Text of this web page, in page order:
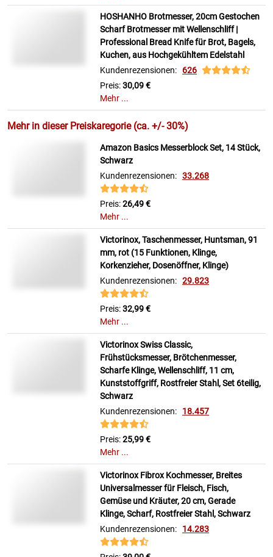
HOSHANHO Brotmesser, 20cm Gestochen
Scharf Brotmesser mit Wellenschliff |
Professional Bread Knife für Brot, Bagels,
Kuchen, aus Hochgekühltem Edelstahl
Kundenrezensionen: 626
Preis:30,09 €
Mehr ...
Mehr in dieser Preiskaregorie (ca. +/- 30%)
Amazon Basics Messerblock Set, 14 Stück,
Schwarz
Kundenrezensionen: 33.268
Preis:26,49 €
Mehr ...
Victorinox, Taschenmesser, Huntsman, 91
mm, rot (15 Funktionen, Klinge,
Korkenzieher, Dosenöffner, Klinge)
Kundenrezensionen: 29.823
Preis:32,99 €
Mehr ...
Victorinox Swiss Classic,
Frühstücksmesser, Brötchenmesser,
Scharfe Klinge, Wellenschliff, 11 cm,
Kunststoffgriff, Rostfreier Stahl, Set 6teilig,
Schwarz
Kundenrezensionen: 18.457
Preis:25,99 €
Mehr ...
Victorinox Fibrox Kochmesser, Breites
Universalmesser für Fleisch, Fisch,
Gemüse und Kräuter, 20 cm, Gerade
Klinge, Scharf, Rostfreier Stahl, Schwarz
Kundenrezensionen: 14.283